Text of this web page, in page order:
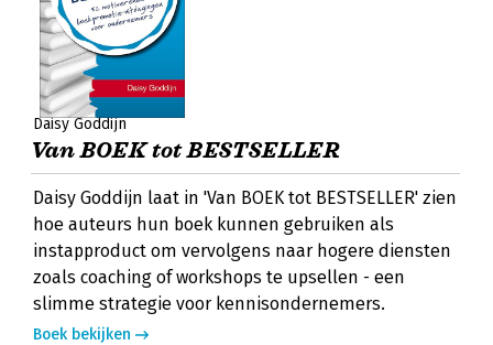
Daisy Goddijn
Van BOEK tot BESTSELLER
Daisy Goddijn laat in 'Van BOEK tot BESTSELLER' zien
hoe auteurs hun boek kunnen gebruiken als
instapproduct om vervolgens naar hogere diensten
zoals coaching of workshops te upsellen - een
slimme strategie voor kennisondernemers.
Boek bekijken